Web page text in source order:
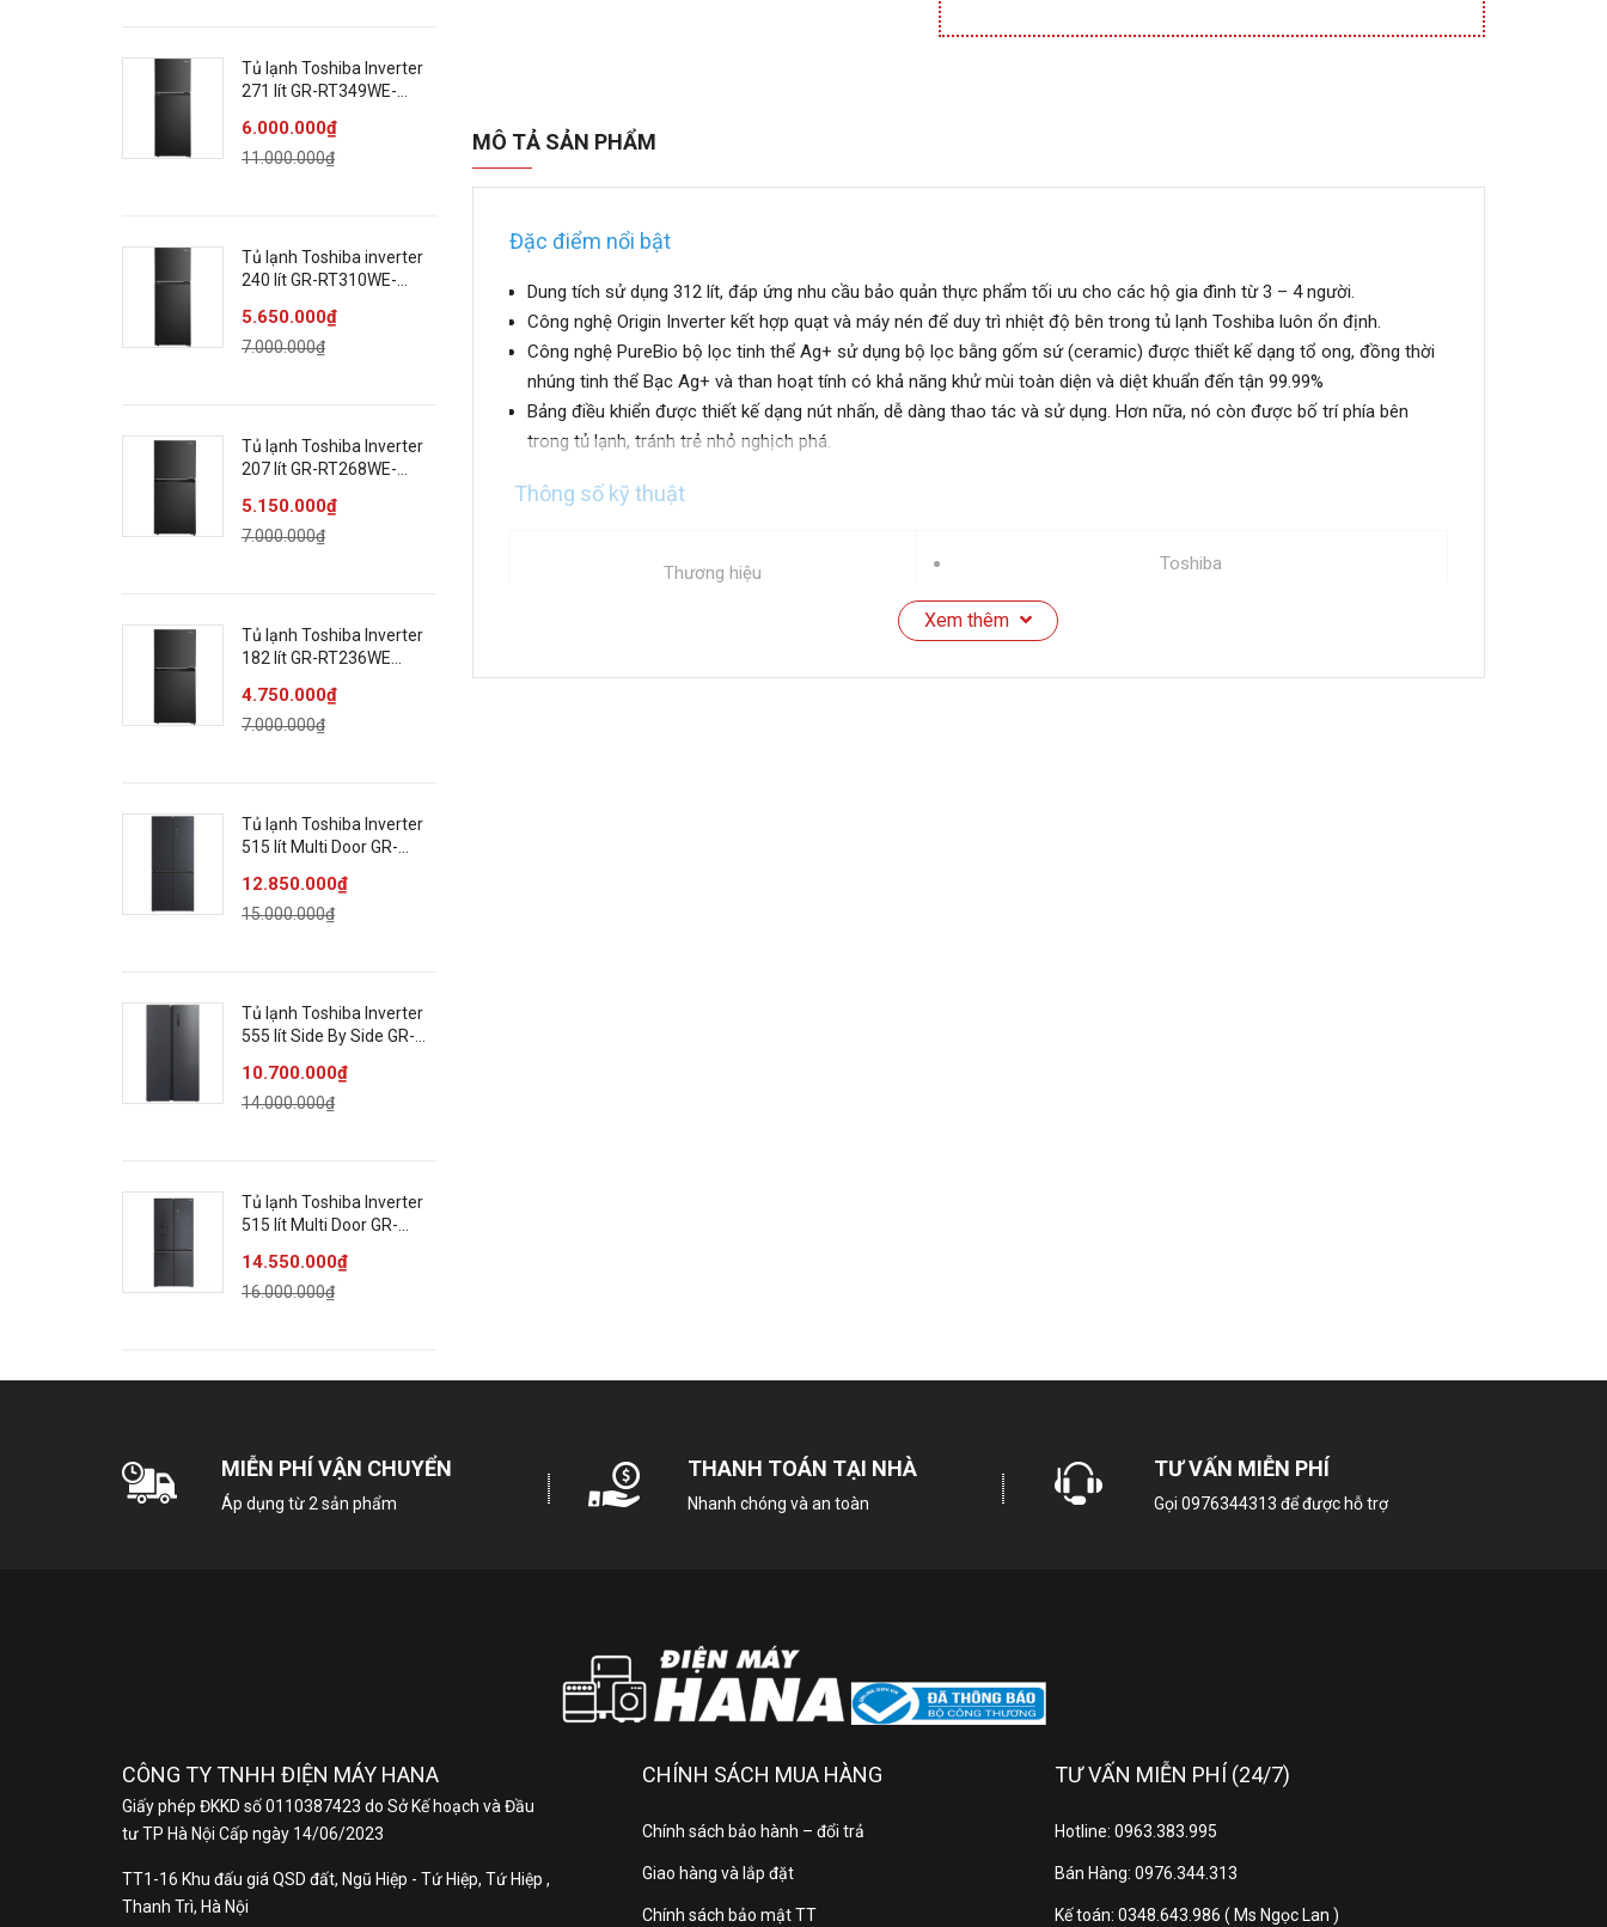
MÔ TẢ SẢN PHẨM
Đặc điểm nổi bật
Dung tích sử dụng 312 lít, đáp ứng nhu cầu bảo quản thực phẩm tối ưu cho các hộ gia đình từ 3 – 4 người.
Công nghệ Origin Inverter kết hợp quạt và máy nén để duy trì nhiệt độ bên trong tủ lạnh Toshiba luôn ổn định.
Công nghệ PureBio bộ lọc tinh thể Ag+ sử dụng bộ lọc bằng gốm sứ (ceramic) được thiết kế dạng tổ ong, đồng thời
nhúng tinh thể Bạc Ag+ và than hoạt tính có khả năng khử mùi toàn diện và diệt khuẩn đến tận 99.99%
Bảng điều khiển được thiết kế dạng nút nhấn, dễ dàng thao tác và sử dụng. Hơn nữa, nó còn được bố trí phía bên
trong tủ lạnh, tránh trẻ nhỏ nghịch phá.
Thông số kỹ thuật
Thương hiệu Toshiba
Số người sử dụng thích hợp:
Dung tích ngăn đông + ngăn đá: 84 lít
Chất liệu bên ngoài Tủ lạnh:
Chất liệu khay Tủ lạnh:
Xem thêm
Tủ lạnh Toshiba Inverter
271 lít GR-RT349WE-
6.000.000₫
11.000.000₫
Tủ lạnh Toshiba inverter
240 lít GR-RT310WE-
5.650.000₫
7.000.000₫
Tủ lạnh Toshiba Inverter
207 lít GR-RT268WE-
5.150.000₫
7.000.000₫
Tủ lạnh Toshiba Inverter
182 lít GR-RT236WE
4.750.000₫
7.000.000₫
Tủ lạnh Toshiba Inverter
515 lít Multi Door GR-
12.850.000₫
15.000.000₫
Tủ lạnh Toshiba Inverter
555 lít Side By Side GR-
10.700.000₫
14.000.000₫
Tủ lạnh Toshiba Inverter
515 lít Multi Door GR-
14.550.000₫
16.000.000₫
MIỄN PHÍ VẬN CHUYỂN
Áp dụng từ 2 sản phẩm
THANH TOÁN TẠI NHÀ
Nhanh chóng và an toàn
TƯ VẤN MIỄN PHÍ
Gọi 0976344313 để được hỗ trợ
CÔNG TY TNHH ĐIỆN MÁY HANA
Giấy phép ĐKKD số 0110387423 do Sở Kế hoạch và Đầu
tư TP Hà Nội Cấp ngày 14/06/2023
TT1-16 Khu đấu giá QSD đất, Ngũ Hiệp - Tứ Hiệp, Tứ Hiệp ,
Thanh Trì, Hà Nội
CHÍNH SÁCH MUA HÀNG
Chính sách bảo hành – đổi trả
Giao hàng và lắp đặt
Chính sách bảo mật TT
TƯ VẤN MIỄN PHÍ (24/7)
Hotline: 0963.383.995
Bán Hàng: 0976.344.313
Kế toán: 0348.643.986 ( Ms Ngọc Lan )